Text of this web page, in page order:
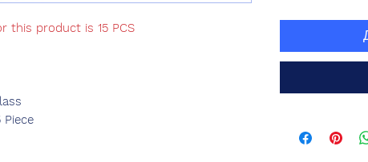
this product is 15 PCS
Piece